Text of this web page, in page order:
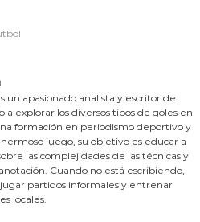
un apasionado analista y escritor de
a explorar los diversos tipos de goles en
formación en periodismo deportivo y
juego, su objetivo es educar a
las complejidades de las técnicas y
Cuando no está escribiendo,
partidos informales y entrenar
locales.